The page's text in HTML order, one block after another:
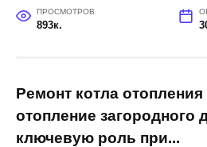
ПРОСМОТРОВ
893к.
Ремонт котла
отопление загородного
ключевую роль при...